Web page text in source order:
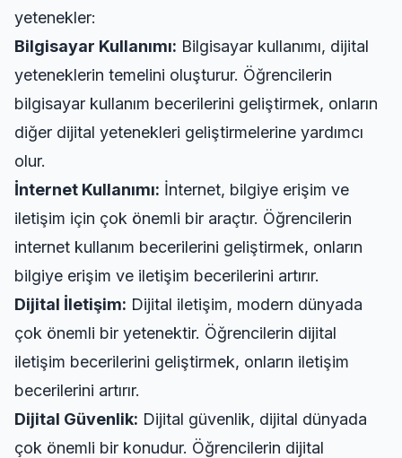
yetenekler:
Bilgisayar Kullanımı: Bilgisayar kullanımı, dijital
yeteneklerin temelini oluşturur. Öğrencilerin
bilgisayar kullanım becerilerini geliştirmek, onların
diğer dijital yetenekleri geliştirmelerine yardımcı
olur.
İnternet Kullanımı: İnternet, bilgiye erişim ve
iletişim için çok önemli bir araçtır. Öğrencilerin
internet kullanım becerilerini geliştirmek, onların
bilgiye erişim ve iletişim becerilerini artırır.
Dijital İletişim: Dijital iletişim, modern dünyada
çok önemli bir yetenektir. Öğrencilerin dijital
iletişim becerilerini geliştirmek, onların iletişim
becerilerini artırır.
Dijital Güvenlik: Dijital güvenlik, dijital dünyada
çok önemli bir konudur. Öğrencilerin dijital